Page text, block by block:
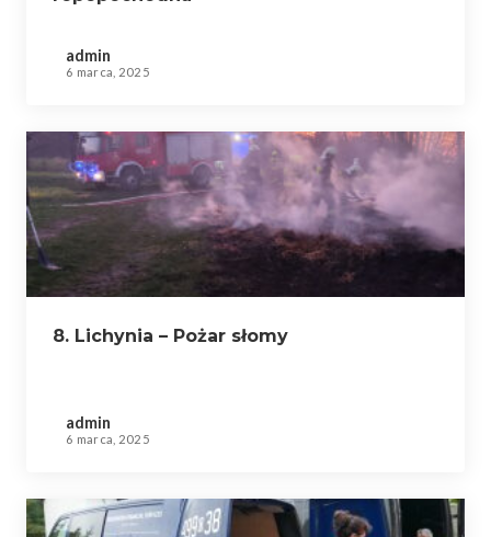
admin
6 marca, 2025
8. Lichynia – Pożar słomy
admin
6 marca, 2025